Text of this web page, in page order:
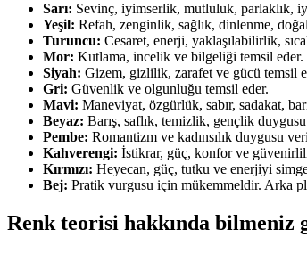
Sarı: Sevinç, iyimserlik, mutluluk, parlaklık,
Yeşil: Refah, zenginlik, sağlık, dinlenme,
Turuncu: Cesaret, enerji, yaklaşılabilirlik,
Mor: Kutlama, incelik ve bilgeliği temsil eder.
Siyah: Gizem, gizlilik, zarafet ve gücü temsil
Gri: Güvenlik ve olgunluğu temsil eder.
Mavi: Maneviyat, özgürlük, sabır, sadakat,
Beyaz: Barış, saflık, temizlik, gençlik
Pembe: Romantizm ve kadınsılık duygusu
Kahverengi: İstikrar, güç, konfor ve
Kırmızı: Heyecan, güç, tutku ve enerjiyi
Bej: Pratik vurgusu için mükemmeldir. Arka
Renk teorisi hakkında bilmeniz